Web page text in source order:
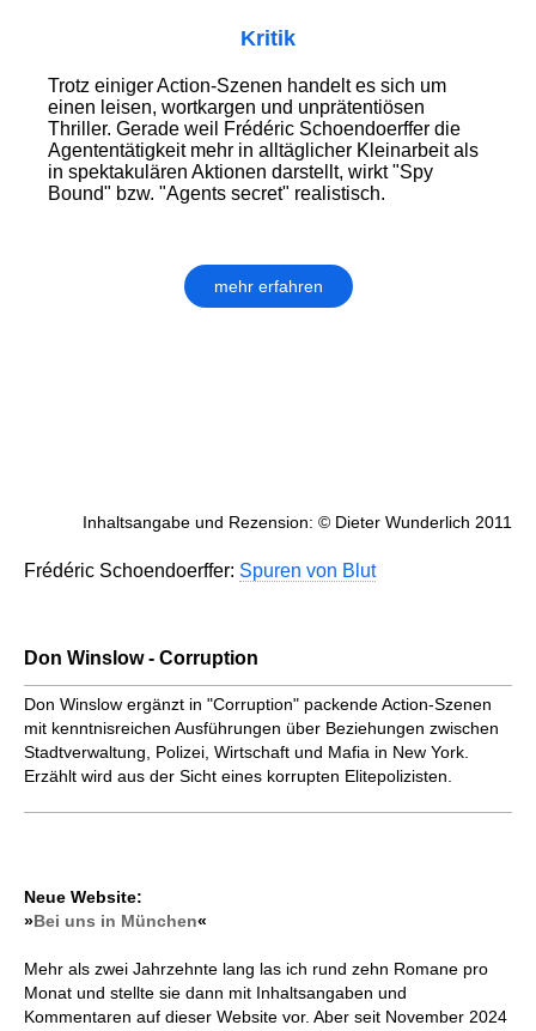
Kritik
Trotz einiger Action-Szenen handelt es sich um
einen leisen, wortkargen und unprätentiösen
Thriller. Gerade weil Frédéric Schoendoerffer die
Agententätigkeit mehr in alltäglicher Kleinarbeit als
in spektakulären Aktionen darstellt, wirkt "Spy
Bound" bzw. "Agents secret" realistisch.
mehr erfahren
Inhaltsangabe und Rezension: © Dieter Wunderlich 2011
Frédéric Schoendoerffer: Spuren von Blut
Don Winslow - Corruption
Don Winslow ergänzt in "Corruption" packende Action-Szenen
mit kennt­nis­reichen Ausführungen über Be­ziehun­gen zwischen
Stadt­ver­wal­tung, Polizei, Wirtschaft und Mafia in New York.
Erzählt wird aus der Sicht eines korrupten Elite­polizisten.
Neue Website:
»Bei uns in München«
Mehr als zwei Jahrzehnte lang las ich rund zehn Romane pro
Monat und stellte sie dann mit Inhaltsangaben und
Kommentaren auf dieser Website vor. Aber seit November 2024